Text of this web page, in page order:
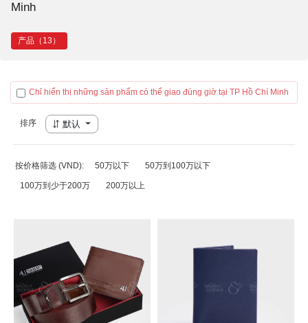
Minh
产品（13）
Chỉ hiển thị những sản phẩm có thể giao đúng giờ tại TP Hồ Chí Minh
排序 默认
按价格筛选 (VND): 50万以下 50万到100万以下
100万到少于200万 200万以上